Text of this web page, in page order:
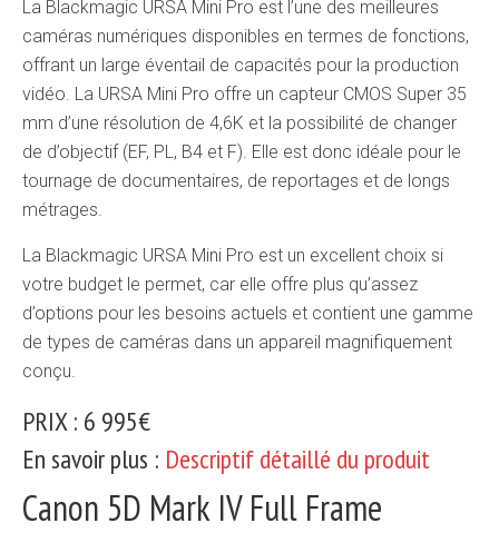
La Blackmagic URSA Mini Pro est l’une des meilleures
caméras numériques disponibles en termes de fonctions,
offrant un large éventail de capacités pour la production
vidéo. La URSA Mini Pro offre un capteur CMOS Super 35
mm d’une résolution de 4,6K et la possibilité de changer
de d’objectif (EF, PL, B4 et F). Elle est donc idéale pour le
tournage de documentaires, de reportages et de longs
métrages.
La Blackmagic URSA Mini Pro est un excellent choix si
votre budget le permet, car elle offre plus qu’assez
d’options pour les besoins actuels et contient une gamme
de types de caméras dans un appareil magnifiquement
conçu.
PRIX : 6 995€
En savoir plus : Descriptif détaillé du produit
Canon 5D Mark IV Full Frame